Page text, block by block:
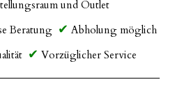
und Outlet
Beratung
Abholung möglich
Vorzüglicher Service